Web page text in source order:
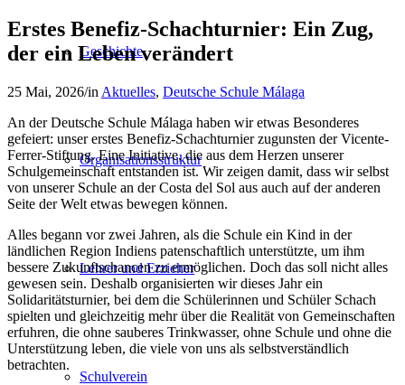
Geschichte
Organisationsstruktur
Lehrer und Erzieher
Schulverein
Erstes Benefiz-Schachturnier: Ein Zug,
der ein Leben verändert
25 Mai, 2026/in Aktuelles, Deutsche Schule Málaga
An der Deutsche Schule Málaga haben wir etwas Besonderes
gefeiert: unser erstes Benefiz-Schachturnier zugunsten der Vicente-
Ferrer-Stiftung. Eine Initiative, die aus dem Herzen unserer
Schulgemeinschaft entstanden ist. Wir zeigen damit, dass wir selbst
von unserer Schule an der Costa del Sol aus auch auf der anderen
Seite der Welt etwas bewegen können.
Alles begann vor zwei Jahren, als die Schule ein Kind in der
ländlichen Region Indiens patenschaftlich unterstützte, um ihm
bessere Zukunftschancen zu ermöglichen. Doch das soll nicht alles
gewesen sein. Deshalb organisierten wir dieses Jahr ein
Solidaritätsturnier, bei dem die Schülerinnen und Schüler Schach
spielten und gleichzeitig mehr über die Realität von Gemeinschaften
erfuhren, die ohne sauberes Trinkwasser, ohne Schule und ohne die
Unterstützung leben, die viele von uns als selbstverständlich
betrachten.